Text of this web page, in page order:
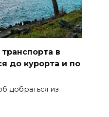
в
до курорта и по
добраться из